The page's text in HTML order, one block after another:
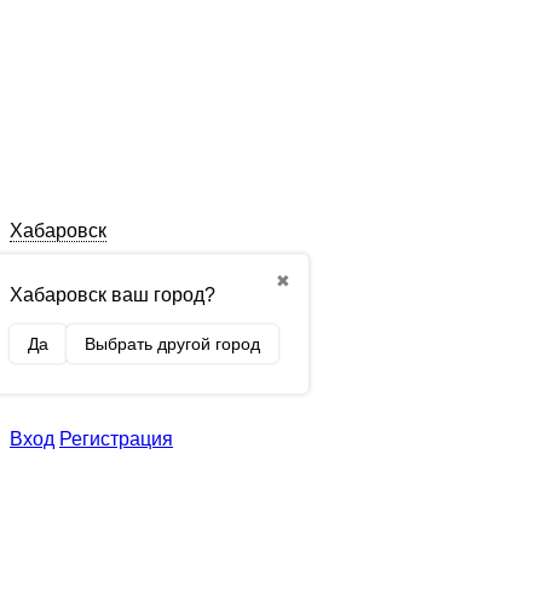
Хабаровск
✖
Хабаровск ваш город?
Да Выбрать другой город
Вход Регистрация